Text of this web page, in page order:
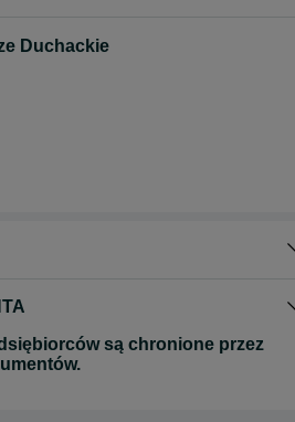
Duchackie
są chronione przez